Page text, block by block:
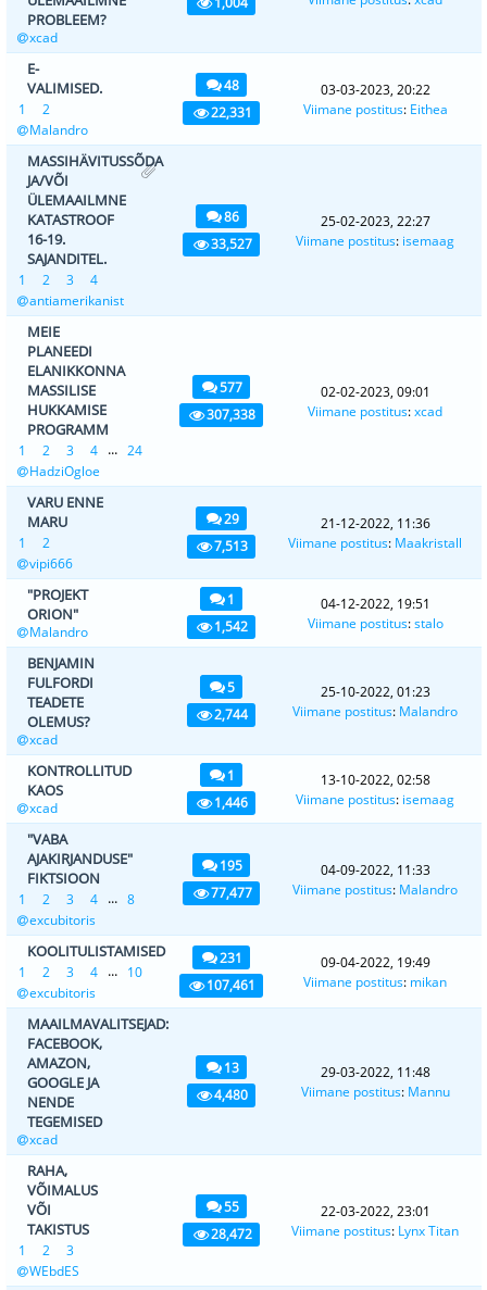
PROBLEEM?
xcad
E-
VALIMISED.
1
2
Malandro
48
22,331
03-03-2023, 20:22
Viimane postitus: Eithea
MASSIHÄVITUSSÕDA
JA/VÕI
ÜLEMAAILMNE
KATASTROOF
16-19.
SAJANDITEL.
1 2 3
4
antiamerikanist
86
33,527
25-02-2023, 22:27
Viimane postitus: isemaag
MEIE
PLANEEDI
ELANIKKONNA
MASSILISE
HUKKAMISE
PROGRAMM
1 2 3 4 ... 24
HadziOgloe
577
307,338
02-02-2023, 09:01
Viimane postitus:xcad
VARU ENNE
MARU
1
2
vipi666
29
7,513
21-12-2022, 11:36
Viimane postitus: Maakristall
"PROJEKT
ORION"
Malandro
1
1,542
04-12-2022, 19:51
Viimane postitus:stalo
BENJAMIN
FULFORDI
TEADETE
OLEMUS?
xcad
5
2,744
25-10-2022, 01:23
Viimane postitus: Malandro
KONTROLLITUD
KAOS
xcad
1
1,446
13-10-2022, 02:58
Viimane postitus: isemaag
"VABA
AJAKIRJANDUSE"
FIKTSIOON
1 2 3 4 ... 8
excubitoris
195
77,477
04-09-2022, 11:33
Viimane postitus: Malandro
KOOLITULISTAMISED
1 2 3 4 ... 10
excubitoris
231
107,461
09-04-2022, 19:49
Viimane postitus: mikan
MAAILMAVALITSEJAD:
FACEBOOK,
AMAZON,
GOOGLE JA
NENDE
TEGEMISED
xcad
13
4,480
29-03-2022, 11:48
Viimane postitus: Mannu
RAHA,
VÕIMALUS
VÕI
TAKISTUS
1 2
3
WEbdES
55
28,472
22-03-2022, 23:01
Viimane postitus: Lynx Titan